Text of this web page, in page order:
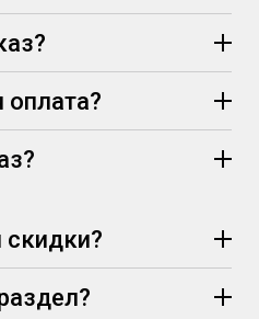
оплата?
скидки?